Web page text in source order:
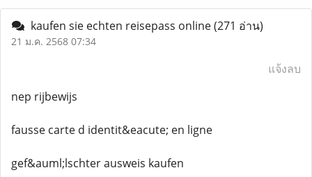
kaufen sie echten reisepass online(271 อ่าน)
21 ม.ค. 2568 07:34
แจ้งลบ
nep rijbewijs
fausse carte d identit&eacute; en ligne
gef&auml;lschter ausweis kaufen